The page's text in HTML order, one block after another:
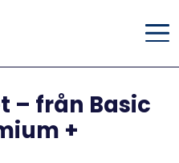
– från Basic
+